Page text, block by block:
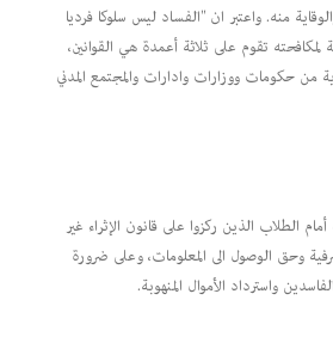
منه. واعتبر ان "الفساد ليس سلوكا فرديا
تقوم على ثلاثة أعمدة هي القوانين،
من حكومات ووزارات وادارات والمجتمع المدني
الطلاب الذين ركزوا على قانون الإثراء غير
وحق الوصول الى المعلومات، وعلى ضرورة
واسترداد الأموال المنهوبة.